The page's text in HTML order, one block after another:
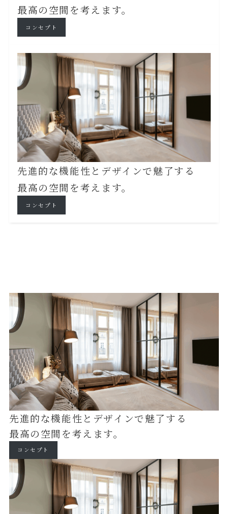
最高の空間を考えます。
コンセプト
先進的な機能性とデザインで魅了する
最高の空間を考えます。
コンセプト
先進的な機能性とデザインで魅了する
最高の空間を考えます。
コンセプト